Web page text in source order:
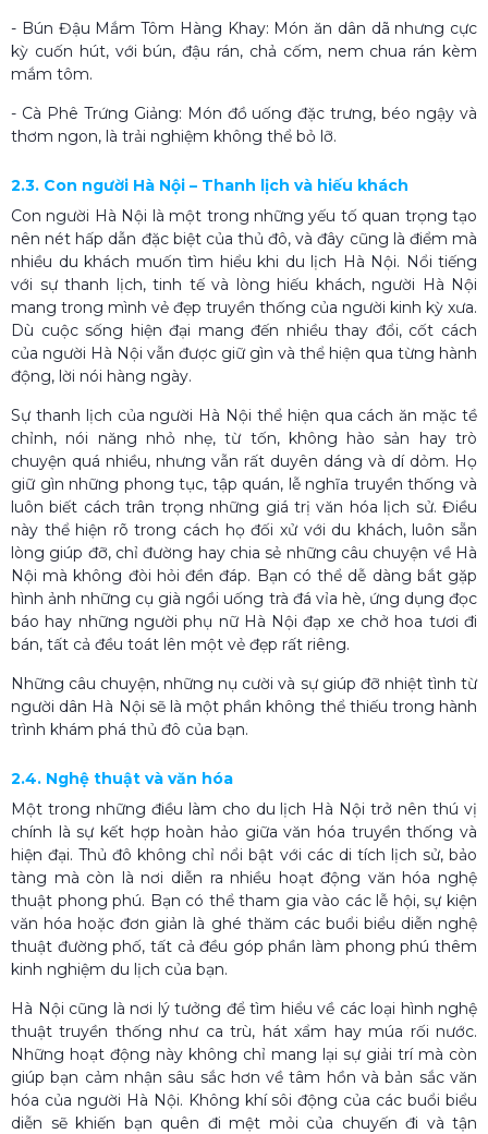
- Bún Đậu Mắm Tôm Hàng Khay: Món ăn dân dã nhưng cực
kỳ cuốn hút, với bún, đậu rán, chả cốm, nem chua rán kèm
mắm tôm.
- Cà Phê Trứng Giảng: Món đồ uống đặc trưng, béo ngậy và
thơm ngon, là trải nghiệm không thể bỏ lỡ.
2.3. Con người Hà Nội – Thanh lịch và hiếu khách
Con người Hà Nội là một trong những yếu tố quan trọng tạo
nên nét hấp dẫn đặc biệt của thủ đô, và đây cũng là điểm mà
nhiều du khách muốn tìm hiểu khi du lịch Hà Nội. Nổi tiếng
với sự thanh lịch, tinh tế và lòng hiếu khách, người Hà Nội
mang trong mình vẻ đẹp truyền thống của người kinh kỳ xưa.
Dù cuộc sống hiện đại mang đến nhiều thay đổi, cốt cách
của người Hà Nội vẫn được giữ gìn và thể hiện qua từng hành
động, lời nói hàng ngày.
Sự thanh lịch của người Hà Nội thể hiện qua cách ăn mặc tề
chỉnh, nói năng nhỏ nhẹ, từ tốn, không hào sản hay trò
chuyện quá nhiều, nhưng vẫn rất duyên dáng và dí dỏm. Họ
giữ gìn những phong tục, tập quán, lễ nghĩa truyền thống và
luôn biết cách trân trọng những giá trị văn hóa lịch sử. Điều
này thể hiện rõ trong cách họ đối xử với du khách, luôn sẵn
lòng giúp đỡ, chỉ đường hay chia sẻ những câu chuyện về Hà
Nội mà không đòi hỏi đền đáp. Bạn có thể dễ dàng bắt gặp
hình ảnh những cụ già ngồi uống trà đá vỉa hè, ứng dụng đọc
báo hay những người phụ nữ Hà Nội đạp xe chở hoa tươi đi
bán, tất cả đều toát lên một vẻ đẹp rất riêng.
Những câu chuyện, những nụ cười và sự giúp đỡ nhiệt tình từ
người dân Hà Nội sẽ là một phần không thể thiếu trong hành
trình khám phá thủ đô của bạn.
2.4. Nghệ thuật và văn hóa
Một trong những điều làm cho du lịch Hà Nội trở nên thú vị
chính là sự kết hợp hoàn hảo giữa văn hóa truyền thống và
hiện đại. Thủ đô không chỉ nổi bật với các di tích lịch sử, bảo
tàng mà còn là nơi diễn ra nhiều hoạt động văn hóa nghệ
thuật phong phú. Bạn có thể tham gia vào các lễ hội, sự kiện
văn hóa hoặc đơn giản là ghé thăm các buổi biểu diễn nghệ
thuật đường phố, tất cả đều góp phần làm phong phú thêm
kinh nghiệm du lịch của bạn.
Hà Nội cũng là nơi lý tưởng để tìm hiểu về các loại hình nghệ
thuật truyền thống như ca trù, hát xẩm hay múa rối nước.
Những hoạt động này không chỉ mang lại sự giải trí mà còn
giúp bạn cảm nhận sâu sắc hơn về tâm hồn và bản sắc văn
hóa của người Hà Nội. Không khí sôi động của các buổi biểu
diễn sẽ khiến bạn quên đi mệt mỏi của chuyến đi và tận